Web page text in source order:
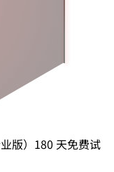
版）180 天免费试